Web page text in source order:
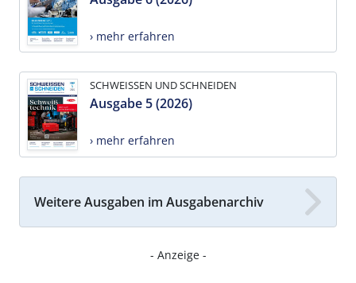
› mehr erfahren
SCHWEISSEN UND SCHNEIDEN
Ausgabe 5 (2026)
› mehr erfahren
Weitere Ausgaben im Ausgabenarchiv
- Anzeige -